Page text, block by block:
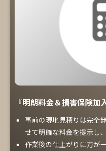
『明朗料金＆損害保険加
事前の現地見積りは完全
せて明確な料金を提示し
作業後の仕上がりに万が